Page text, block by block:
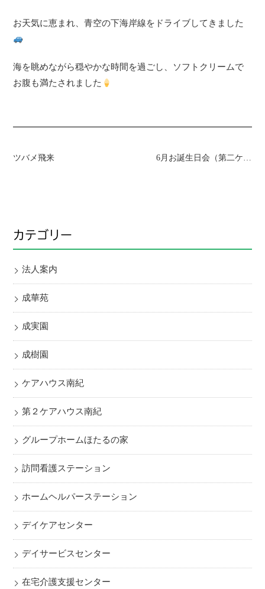
お天気に恵まれ、青空の下海岸線をドライブしてきました
海を眺めながら穏やかな時間を過ごし、ソフトクリームで
お腹も満たされました
ツバメ飛来 6月お誕生日会（第二ケアハウス南紀）
カテゴリー
法人案内
成華苑
成実園
成樹園
ケアハウス南紀
第２ケアハウス南紀
グループホームほたるの家
訪問看護ステーション
ホームヘルパーステーション
デイケアセンター
デイサービスセンター
在宅介護支援センター